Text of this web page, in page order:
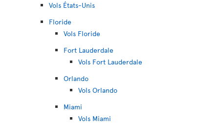
Vols États-Unis
Floride
Vols Floride
Fort Lauderdale
Vols Fort Lauderdale
Orlando
Vols Orlando
Miami
Vols Miami